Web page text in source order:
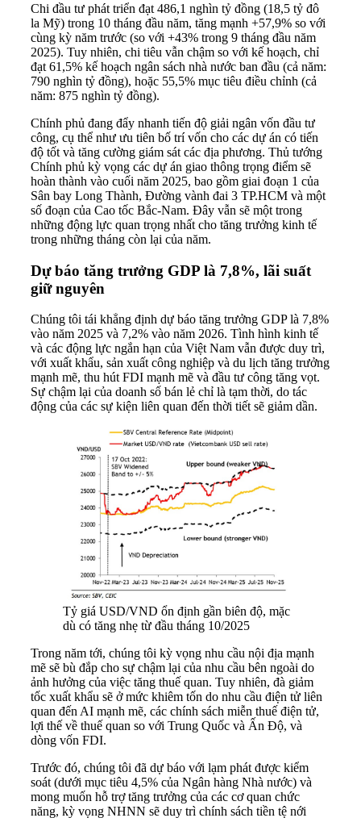
Chi đầu tư phát triển đạt 486,1 nghìn tỷ đồng (18,5 tỷ đô
la Mỹ) trong 10 tháng đầu năm, tăng mạnh +57,9% so với
cùng kỳ năm trước (so với +43% trong 9 tháng đầu năm
2025). Tuy nhiên, chi tiêu vẫn chậm so với kế hoạch, chỉ
đạt 61,5% kế hoạch ngân sách nhà nước ban đầu (cả năm:
790 nghìn tỷ đồng), hoặc 55,5% mục tiêu điều chỉnh (cả
năm: 875 nghìn tỷ đồng).
Chính phủ đang đẩy nhanh tiến độ giải ngân vốn đầu tư
công, cụ thể như ưu tiên bố trí vốn cho các dự án có tiến
độ tốt và tăng cường giám sát các địa phương. Thủ tướng
Chính phủ kỳ vọng các dự án giao thông trọng điểm sẽ
hoàn thành vào cuối năm 2025, bao gồm giai đoạn 1 của
Sân bay Long Thành, Đường vành đai 3 TP.HCM và một
số đoạn của Cao tốc Bắc-Nam. Đây vẫn sẽ một trong
những động lực quan trọng nhất cho tăng trưởng kinh tế
trong những tháng còn lại của năm.
Dự báo tăng trưởng GDP là 7,8%, lãi suất
giữ nguyên
Chúng tôi tái khẳng định dự báo tăng trưởng GDP là 7,8%
vào năm 2025 và 7,2% vào năm 2026. Tình hình kinh tế
và các động lực ngắn hạn của Việt Nam vẫn được duy trì,
với xuất khẩu, sản xuất công nghiệp và du lịch tăng trưởng
mạnh mẽ, thu hút FDI mạnh mẽ và đầu tư công tăng vọt.
Sự chậm lại của doanh số bán lẻ chỉ là tạm thời, do tác
động của các sự kiện liên quan đến thời tiết sẽ giảm dần.
Tỷ giá USD/VND ổn định gần biên độ, mặc
dù có tăng nhẹ từ đầu tháng 10/2025
Trong năm tới, chúng tôi kỳ vọng nhu cầu nội địa mạnh
mẽ sẽ bù đắp cho sự chậm lại của nhu cầu bên ngoài do
ảnh hưởng của việc tăng thuế quan. Tuy nhiên, đà giảm
tốc xuất khẩu sẽ ở mức khiêm tốn do nhu cầu điện tử liên
quan đến AI mạnh mẽ, các chính sách miễn thuế điện tử,
lợi thế về thuế quan so với Trung Quốc và Ấn Độ, và
dòng vốn FDI.
Trước đó, chúng tôi đã dự báo với lạm phát được kiểm
soát (dưới mục tiêu 4,5% của Ngân hàng Nhà nước) và
mong muốn hỗ trợ tăng trưởng của các cơ quan chức
năng, kỳ vọng NHNN sẽ duy trì chính sách tiền tệ nới